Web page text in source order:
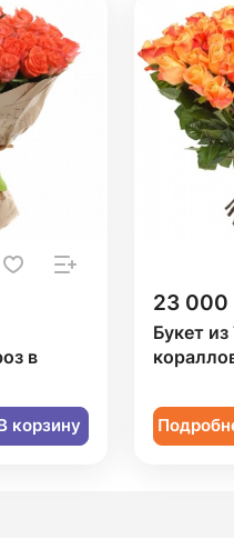
в
корзину
23 000
Букет из